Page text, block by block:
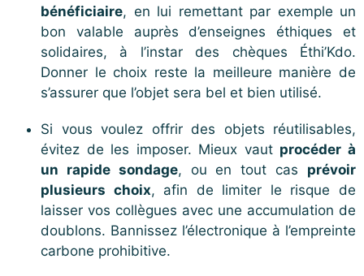
bénéficiaire, en lui remettant par exemple un
bon valable auprès d’enseignes éthiques et
solidaires, à l’instar des chèques Éthi’Kdo.
Donner le choix reste la meilleure manière de
s’assurer que l’objet sera bel et bien utilisé.
Si vous voulez offrir des objets réutilisables,
évitez de les imposer. Mieux vaut procéder à
un rapide sondage, ou en tout cas prévoir
plusieurs choix, afin de limiter le risque de
laisser vos collègues avec une accumulation de
doublons. Bannissez l’électronique à l’empreinte
carbone prohibitive.